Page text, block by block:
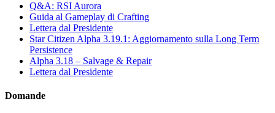
Q&A: RSI Aurora
Guida al Gameplay di Crafting
Lettera dal Presidente
Star Citizen Alpha 3.19.1: Aggiornamento sulla Long Term
Persistence
Alpha 3.18 – Salvage & Repair
Lettera dal Presidente
Domande